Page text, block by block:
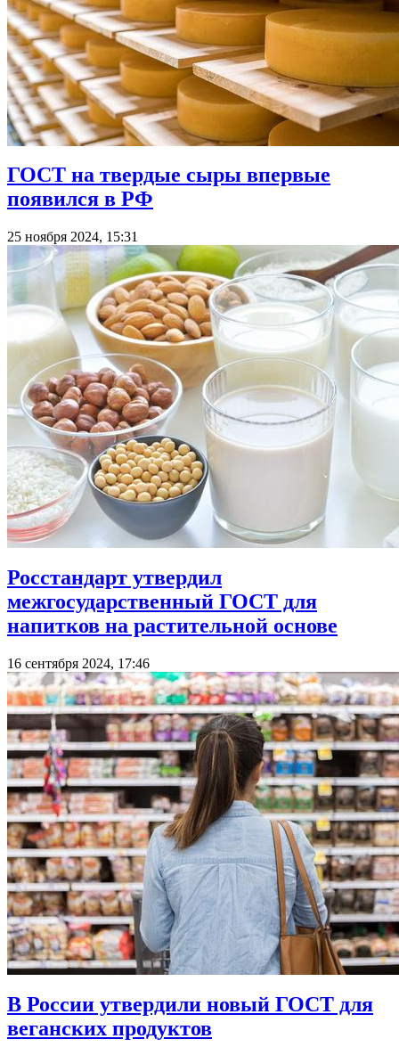
ГОСТ на твердые сыры впервые
появился в РФ
25 ноября 2024, 15:31
Росстандарт утвердил
межгосударственный ГОСТ для
напитков на растительной основе
16 сентября 2024, 17:46
В России утвердили новый ГОСТ для
веганских продуктов